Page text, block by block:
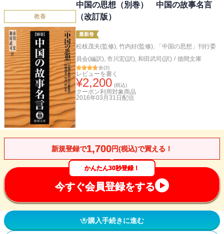
教養
中国の思想（別巻） 中国の故事名言
（改訂版）
最新巻
松枝茂夫(監修), 竹内好(監修),
「中国の思想」刊行委
員会(編訳), 市川宏(訳), 和田武司(訳) / 徳間文庫
(3)
レビューを書く
¥2,200 (税込)
クーポン利用対象商品
2016年03月31日 配信
新規登録で1,700円(税込)で買える！
かんたん30秒登録！
今すぐ会員登録をする
購入手続きに進む